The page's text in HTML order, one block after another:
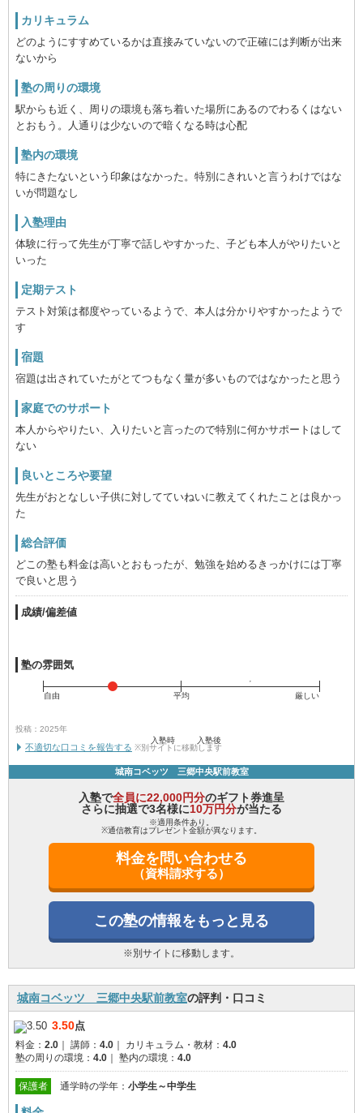
カリキュラム
どのようにすすめているかは直接みていないので正確には判断が出来
ないから
塾の周りの環境
駅からも近く、周りの環境も落ち着いた場所にあるのでわるくはない
とおもう。人通りは少ないので暗くなる時は心配
塾内の環境
特にきたないという印象はなかった。特別にきれいと言うわけではな
いが問題なし
入塾理由
体験に行って先生が丁寧で話しやすかった、子ども本人がやりたいと
いった
定期テスト
テスト対策は都度やっているようで、本人は分かりやすかったようで
す
宿題
宿題は出されていたがとてつもなく量が多いものではなかったと思う
家庭でのサポート
本人からやりたい、入りたいと言ったので特別に何かサポートはして
ない
良いところや要望
先生がおとなしい子供に対してていねいに教えてくれたことは良かっ
た
総合評価
どこの塾も料金は高いとおもったが、勉強を始めるきっかけには丁寧
で良いと思う
成績/偏差値
入塾時 入塾後
塾の雰囲気
自由 平均 厳しい
投稿：2025年
不適切な口コミを報告する ※別サイトに移動します
城南コベッツ 三郷中央駅前教室
入塾で全員に22,000円分のギフト券進呈
さらに抽選で3名様に10万円分が当たる
※適用条件あり。
※通信教育はプレゼント金額が異なります。
料金を問い合わせる
（資料請求する）
この塾の情報をもっと見る
※別サイトに移動します。
城南コベッツ 三郷中央駅前教室の評判・口コミ
3.50点
料金： 2.0 講師： 4.0 カリキュラム・教材： 4.0
塾の周りの環境： 4.0 塾内の環境： 4.0
保護者 通学時の学年： 小学生～中学生